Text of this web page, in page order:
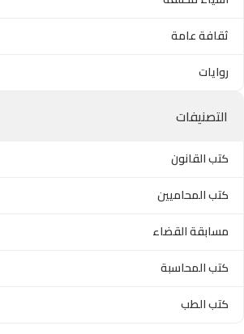
ثقافة عامة
روايات
التصنيفات
كتب القانون
كتب المحاميين
مسابقة القضاء
كتب المحاسبة
كتب الطب